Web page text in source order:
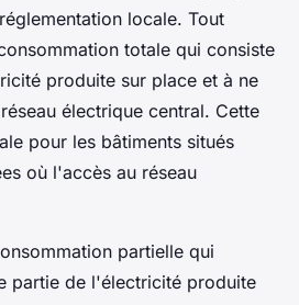
locale. Tout
totale qui consiste
produite sur place et à ne
électrique central. Cette
pour les bâtiments situés
où l'accès au réseau
partielle qui
partie de l'électricité produite